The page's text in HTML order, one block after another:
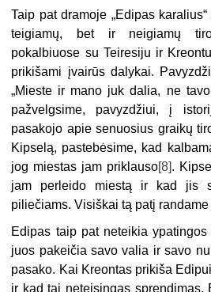
Taip pat dramoje „Edipas
teigiamų, bet ir neigiamų
pokalbiuose su Teiresiju ir
prikišami įvairūs dalykai.
„Mieste ir mano juk dalia, ne tavo
pažvelgsime, pavyzdžiui, į
pasakojo apie senuosius graikų
Kipselą, pastebėsime, kad
jog miestas jam priklauso[8].
jam perleido miestą ir kad jis
piliečiams. Visiškai tą patį
Edipas taip pat neteikia
juos pakeičia savo valia ir savo
pasako. Kai Kreontas prikiša
ir kad tai neteisingas sprendimas,